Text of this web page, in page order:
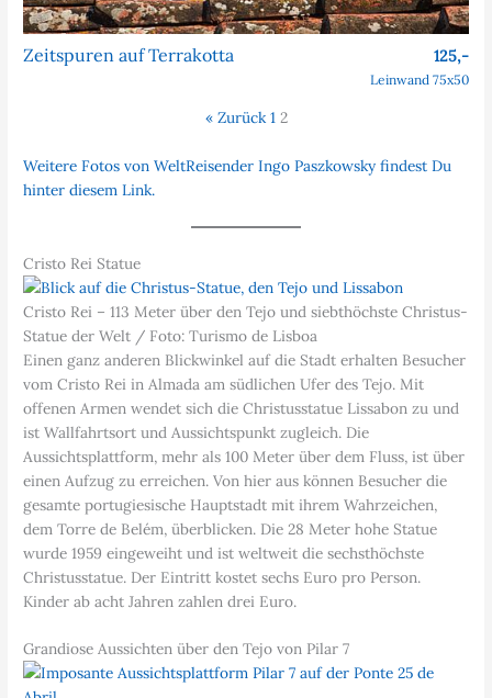
Zeitspuren auf Terrakotta 125,-
Leinwand 75x50
« Zurück 1 2
Weitere Fotos von WeltReisender Ingo Paszkowsky findest Du
hinter diesem Link.
Cristo Rei Statue
Cristo Rei – 113 Meter über den Tejo und siebthöchste Christus-
Statue der Welt / Foto: Turismo de Lisboa
Einen ganz anderen Blickwinkel auf die Stadt erhalten Besucher
vom Cristo Rei in Almada am südlichen Ufer des Tejo. Mit
offenen Armen wendet sich die Christusstatue Lissabon zu und
ist Wallfahrtsort und Aussichtspunkt zugleich. Die
Aussichtsplattform, mehr als 100 Meter über dem Fluss, ist über
einen Aufzug zu erreichen. Von hier aus können Besucher die
gesamte portugiesische Hauptstadt mit ihrem Wahrzeichen,
dem Torre de Belém, überblicken. Die 28 Meter hohe Statue
wurde 1959 eingeweiht und ist weltweit die sechsthöchste
Christusstatue. Der Eintritt kostet sechs Euro pro Person.
Kinder ab acht Jahren zahlen drei Euro.
Grandiose Aussichten über den Tejo von Pilar 7